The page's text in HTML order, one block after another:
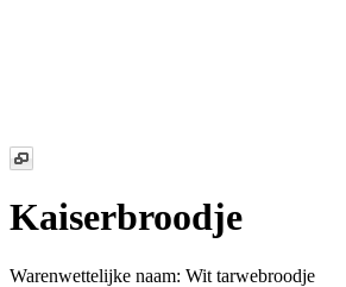
Kaiserbroodje
Warenwettelijke naam: Wit tarwebroodje